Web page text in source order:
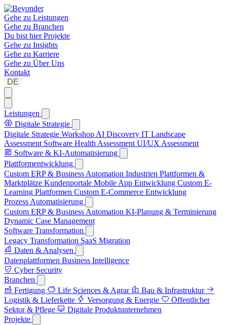
Gehe zu Leistungen
Gehe zu Branchen
Du bist hierProjekte
Gehe zu Insights
Gehe zu Karriere
Gehe zu Über Uns
Kontakt
DE
Leistungen
Digitale Strategie
Digitale Strategie Workshop AI Discovery IT Landscape
Assessment Software Health Assessment UI/UX Assessment
Software & KI-Automatisierung
Plattformentwicklung
Custom ERP & Business Automation Industrien Plattformen &
Marktplätze Kundenportale Mobile App Entwicklung Custom E-
Learning Plattformen Custom E-Commerce Entwicklung
Prozess Automatisierung
Custom ERP & Business Automation KI-Planung & Terminierung
Dynamic Case Management
Software Transformation
Legacy Transformation SaaS Migration
Daten & Analysen
Datenplattformen Business Intelligence
Cyber Security
Branchen
Fertigung
Life Sciences & Agrar
Bau & Infrastruktur
Logistik & Lieferkette
Versorgung & Energie
Öffentlicher
Sektor & Pflege
Digitale Produktunternehmen
Projekte